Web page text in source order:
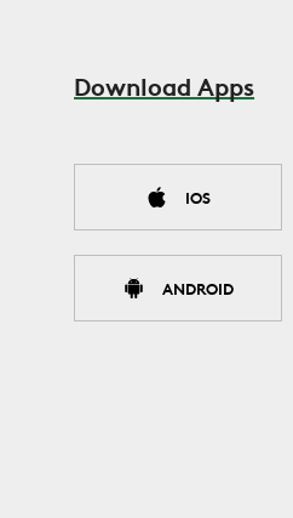
Download Apps
IOS
ANDROID